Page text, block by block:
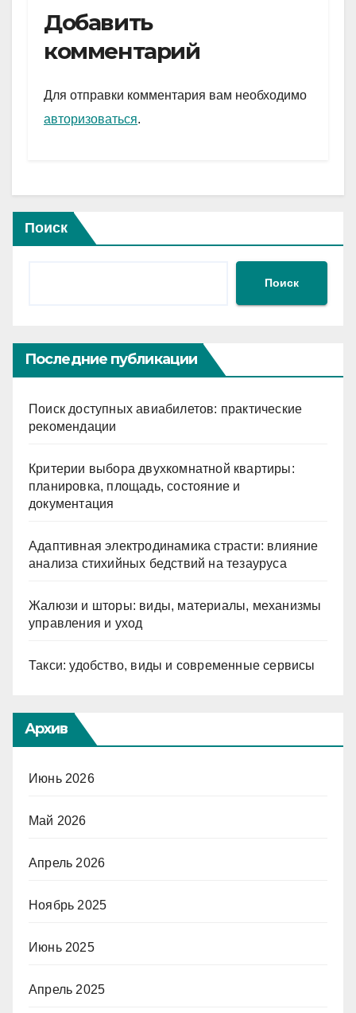
e
gr
a
m
er
s
A
p
и
Добавить
комментарий
Для отправки комментария вам необходимо
авторизоваться.
Поиск
Поиск
Последние публикации
Поиск доступных авиабилетов: практические
рекомендации
Критерии выбора двухкомнатной квартиры:
планировка, площадь, состояние и
документация
Адаптивная электродинамика страсти: влияние
анализа стихийных бедствий на тезауруса
Жалюзи и шторы: виды, материалы, механизмы
управления и уход
Такси: удобство, виды и современные сервисы
Архив
Июнь 2026
Май 2026
Апрель 2026
Ноябрь 2025
Июнь 2025
Апрель 2025